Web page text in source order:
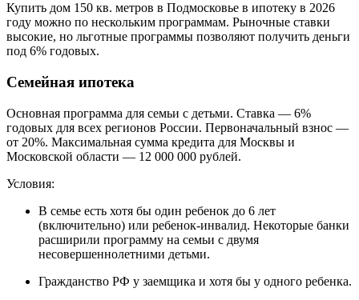
Купить дом 150 кв. метров в Подмосковье в ипотеку в 2026
году можно по нескольким программам. Рыночные ставки
высокие, но льготные программы позволяют получить деньги
под 6% годовых.
Семейная ипотека
Основная программа для семьи с детьми. Ставка — 6%
годовых для всех регионов России. Первоначальный взнос —
от 20%. Максимальная сумма кредита для Москвы и
Московской области — 12 000 000 рублей.
Условия:
В семье есть хотя бы один ребенок до 6 лет
(включительно) или ребенок-инвалид. Некоторые банки
расширили программу на семьи с двумя
несовершеннолетними детьми.
Гражданство РФ у заемщика и хотя бы у одного ребенка.